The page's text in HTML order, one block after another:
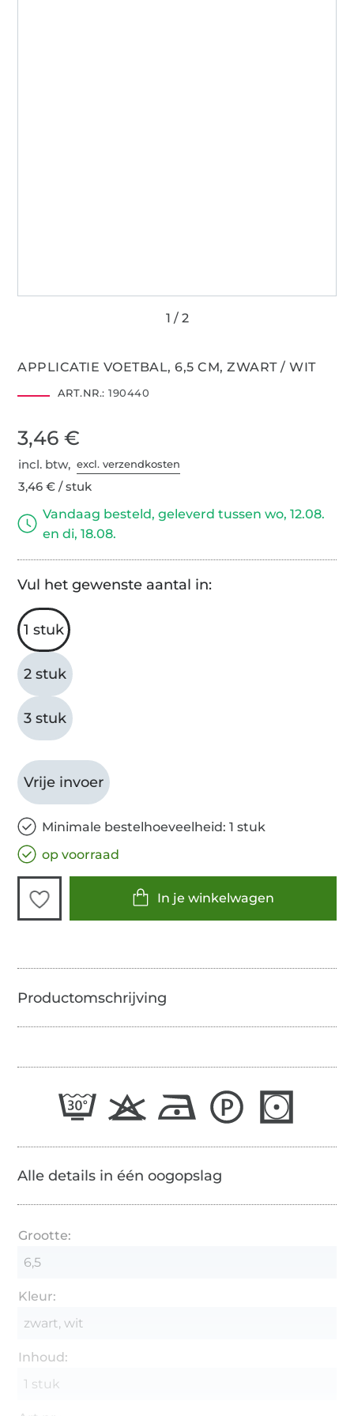
APPLICATIE VOETBAL, 6,5 CM, ZWART / WIT
ART.NR.: 190440
3,46 €
incl. btw,excl. verzendkosten
3,46 € / stuk
Vandaag besteld, geleverd tussen wo, 12.08.
en di, 18.08.
Vul het gewenste aantal in:
1 stuk
2 stuk
3 stuk
Vrije invoer
Minimale bestelhoeveelheid: 1 stuk
op voorraad
In je winkelwagen
Alle details in één oogopslag
Grootte:
6,5
Kleur:
zwart, wit
Inhoud:
1 stuk